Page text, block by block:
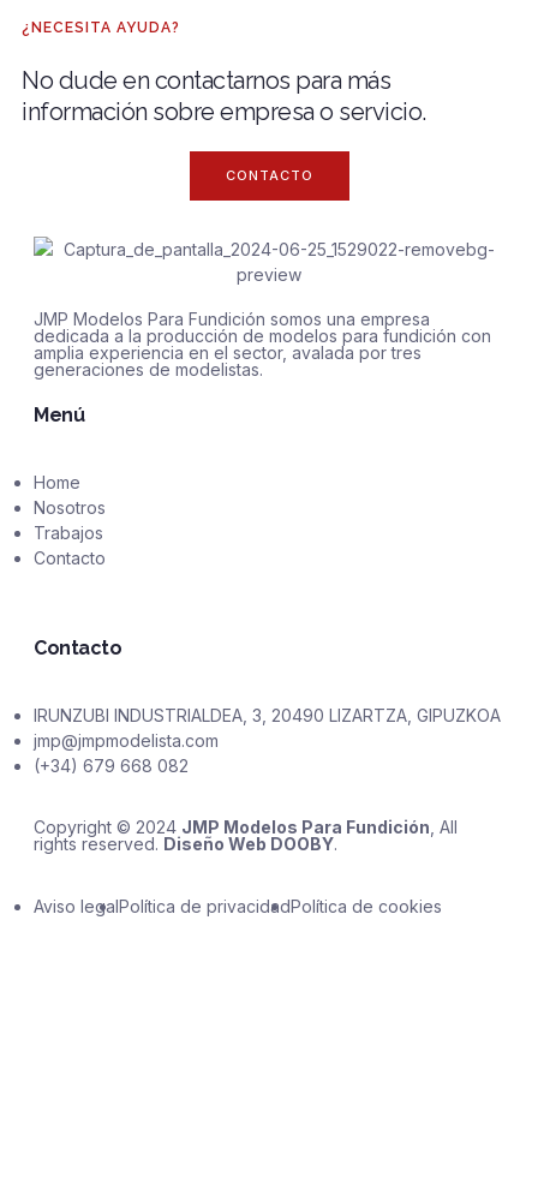
¿NECESITA AYUDA?
No dude en contactarnos para más
información sobre empresa o servicio.
CONTACTO
JMP Modelos Para Fundición somos una empresa
dedicada a la producción de modelos para fundición con
amplia experiencia en el sector, avalada por tres
generaciones de modelistas.
Menú
Home
Nosotros
Trabajos
Contacto
Contacto
IRUNZUBI INDUSTRIALDEA, 3, 20490 LIZARTZA, GIPUZKOA
jmp@jmpmodelista.com
(+34) 679 668 082
Copyright © 2024 JMP Modelos Para Fundición , All
rights reserved. Diseño Web DOOBY.
Aviso legalPolítica de privacidadPolítica de cookies